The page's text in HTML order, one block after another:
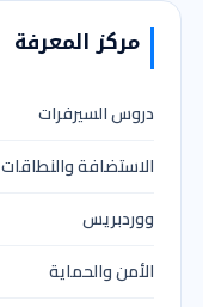
مركز المعرفة
دروس السيرفرات
الاستضافة والنطاقات
ووردبريس
الأمن والحماية